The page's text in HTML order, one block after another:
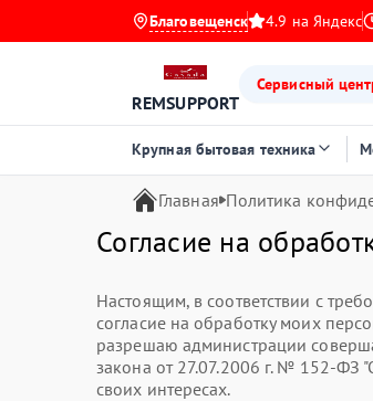
Благовещенск 4.9 на Яндекс
REMSUPPORT
Сервисный
Крупная бытовая техника
Главная Политика
Согласие на
Настоящим, в соответствии с
согласие на обработку моих
разрешаю администрации
закона от 27.07.2006 г. № 152-ФЗ
своих интересах.